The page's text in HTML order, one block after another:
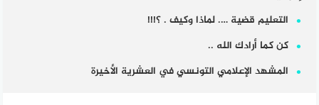
التعليم قضية …. لماذا وكيف . ؟!!!
كن كما أرادك الله ..
المشهد الإعلامي التونسي في العشرية الأخيرة